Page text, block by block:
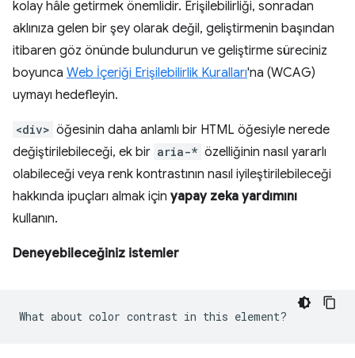
kolay hâle getirmek önemlidir. Erişilebilirliği, sonradan
aklınıza gelen bir şey olarak değil, geliştirmenin başından
itibaren göz önünde bulundurun ve geliştirme süreciniz
boyunca Web İçeriği Erişilebilirlik Kuralları'na (WCAG)
uymayı hedefleyin.
<div> öğesinin daha anlamlı bir HTML öğesiyle nerede
değiştirilebileceği, ek bir aria-* özelliğinin nasıl yararlı
olabileceği veya renk kontrastının nasıl iyileştirilebileceği
hakkında ipuçları almak için yapay zeka yardımını
kullanın.
Deneyebileceğiniz istemler